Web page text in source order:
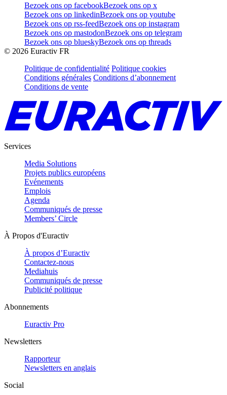
Bezoek ons op facebookBezoek ons op x
Bezoek ons op linkedinBezoek ons op youtube
Bezoek ons op rss-feedBezoek ons op instagram
Bezoek ons op mastodonBezoek ons op telegram
Bezoek ons op blueskyBezoek ons op threads
© 2026 Euractiv FR
Politique de confidentialité Politique cookies
Conditions générales Conditions d’abonnement
Conditions de vente
Services
Media Solutions
Projets publics européens
Evénements
Emplois
Agenda
Communiqués de presse
Members’ Circle
À Propos d'Euractiv
À propos d’Euractiv
Contactez-nous
Mediahuis
Communiqués de presse
Publicité politique
Abonnements
Euractiv Pro
Newsletters
Rapporteur
Newsletters en anglais
Social